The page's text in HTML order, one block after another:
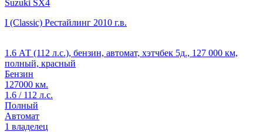
Suzuki SX4
I (Classic) Рестайлинг 2010 г.в.
1.6 АТ (112 л.с.), бензин, автомат, хэтчбек 5д., 127 000 км,
полный, красный
Бензин
127000 км.
1.6 / 112 л.с.
Полный
Автомат
1 владелец